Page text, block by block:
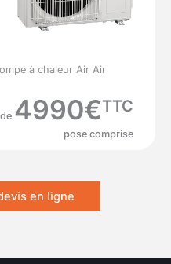
à chaleur Air Air
4990€TTC
pose comprise
en ligne